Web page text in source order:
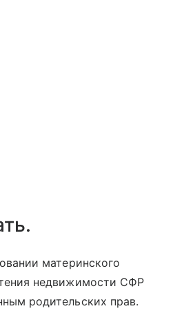
материнского
недвижимости СФР
родительских прав.